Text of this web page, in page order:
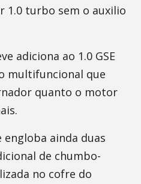
1.0 turbo sem o auxilio
adiciona ao 1.0 GSE
multifuncional que
quanto o motor
ainda duas
de chumbo-
no cofre do